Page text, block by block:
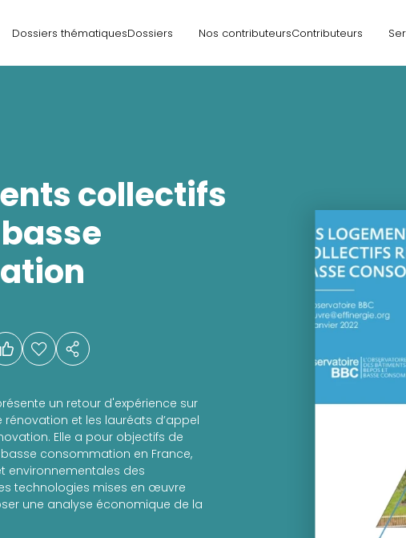
Dossiers thématiquesDossiers Nos contributeursContributeurs
collectifs
un retour d'expérience sur
rénovation et les lauréats d’appel
Elle a pour objectifs de
consommation en France,
environnementales des
technologies mises en œuvre
une analyse économique de la